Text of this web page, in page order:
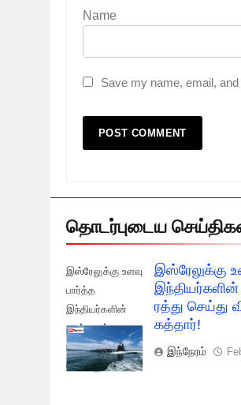
Name
Save my name, email,
தொடர்புடைய
இஸ்ரேலுக்கு உளவு
பார்த்த
இந்தியர்களின்
தூக்கு ரத்து
செய்து விடுதலை
செய்தது கத்தார்!
இஸ்ரேலுக்கு
ரத்து செய்து
கத்தார்!
இந்நேரம்